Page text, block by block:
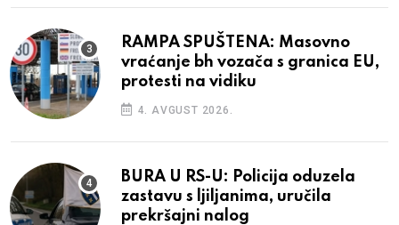
RAMPA SPUŠTENA: Masovno
vraćanje bh vozača s granica EU,
protesti na vidiku
4. AVGUST 2026.
BURA U RS-U: Policija oduzela
zastavu s ljiljanima, uručila
prekršajni nalog